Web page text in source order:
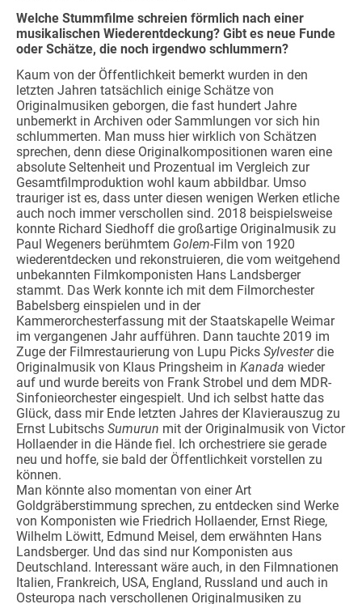
Welche Stummfilme schreien förmlich nach einer
musikalischen Wiederentdeckung? Gibt es neue Funde
oder Schätze, die noch irgendwo schlummern?
Kaum von der Öffentlichkeit bemerkt wurden in den
letzten Jahren tatsächlich einige Schätze von
Originalmusiken geborgen, die fast hundert Jahre
unbemerkt in Archiven oder Sammlungen vor sich hin
schlummerten. Man muss hier wirklich von Schätzen
sprechen, denn diese Originalkompositionen waren eine
absolute Seltenheit und Prozentual im Vergleich zur
Gesamtfilmproduktion wohl kaum abbildbar. Umso
trauriger ist es, dass unter diesen wenigen Werken etliche
auch noch immer verschollen sind. 2018 beispielsweise
konnte Richard Siedhoff die großartige Originalmusik zu
Paul Wegeners berühmtem Golem-Film von 1920
wiederentdecken und rekonstruieren, die vom weitgehend
unbekannten Filmkomponisten Hans Landsberger
stammt. Das Werk konnte ich mit dem Filmorchester
Babelsberg einspielen und in der
Kammerorchesterfassung mit der Staatskapelle Weimar
im vergangenen Jahr aufführen. Dann tauchte 2019 im
Zuge der Filmrestaurierung von Lupu Picks Sylvesterdie
Originalmusik von Klaus Pringsheim in Kanada wieder
auf und wurde bereits von Frank Strobel und dem MDR-
Sinfonieorchester eingespielt. Und ich selbst hatte das
Glück, dass mir Ende letzten Jahres der Klavierauszug zu
Ernst Lubitschs Sumurun mit der Originalmusik von Victor
Hollaender in die Hände fiel. Ich orchestriere sie gerade
neu und hoffe, sie bald der Öffentlichkeit vorstellen zu
können.
Man könnte also momentan von einer Art
Goldgräberstimmung sprechen, zu entdecken sind Werke
von Komponisten wie Friedrich Hollaender, Ernst Riege,
Wilhelm Löwitt, Edmund Meisel, dem erwähnten Hans
Landsberger. Und das sind nur Komponisten aus
Deutschland. Interessant wäre auch, in den Filmnationen
Italien, Frankreich, USA, England, Russland und auch in
Osteuropa nach verschollenen Originalmusiken zu